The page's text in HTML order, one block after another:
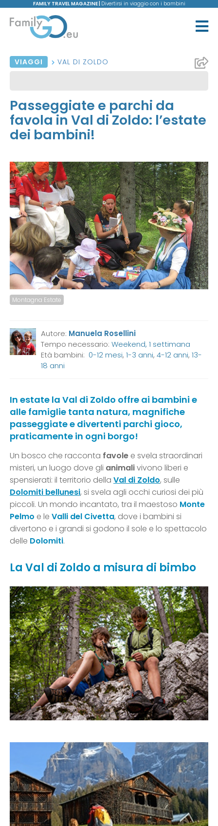
FAMILY TRAVEL MAGAZINE | Divertirsi in viaggio con i bambini
VIAGGI VAL DI ZOLDO
Passeggiate e parchi da
favola in Val di Zoldo: l’estate
dei bambini!
Montagna Estate
Autore: Manuela Rosellini
Tempo necessario:Weekend, 1 settimana
Età bambini:0-12 mesi,1-3 anni,4-12 anni,13-
18 anni
In estate la Val di Zoldo offre ai bambini e
alle famiglie tanta natura, magnifiche
passeggiate e divertenti parchi gioco,
praticamente in ogni borgo!
Un bosco che racconta favole e svela straordinari
misteri, un luogo dove gli animalivivono liberi e
spensierati: il territorio della Val di Zoldo, sulle
Dolomiti bellunesi, si svela agli occhi curiosi dei più
piccoli. Un mondo incantato, tra il maestoso Monte
Pelmo e le Valli del Civetta, dove i bambini si
divertono e i grandi si godono il sole e lo spettacolo
delle Dolomiti.
La Val di Zoldo a misura di bimbo